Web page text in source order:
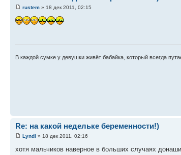
rustem » 18 дек 2011, 02:15
В каждой сумке у девушки живёт бабайка, который всегда
Re: на какой недельке беременности!)
Lyndi » 18 дек 2011, 02:16
хотя мальчиков наверное в больших случаях